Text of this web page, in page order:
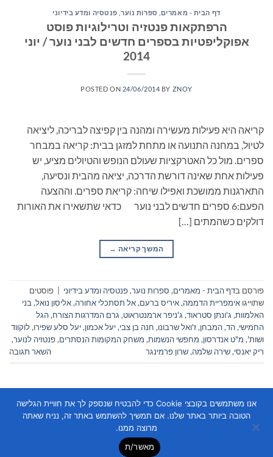
דף הבית - מאמרים ספרות נוער, פנטסיה ומדע בידיוני
הרפתקאות פנטזיה וטרילוגיות פוסט
אפוקליפטיות בספרים חדשים לבני נוער / יוני
2014
POSTED ON 24/06/2014 BY ZNOY
קריאה היא פעילות מעשירה ומהנה בין קפיצה לבריכה, ליציאה
לטיול, במחנה התנועה או מתחת למזגן בבית: קריאה במבחר
ספרים. מול כל האטרקציות שעולם הנופש והטיולים מציע, יש
פעילות אחת שאינה דורשת הדרכה, יציאה מהבית ונסיעה,
התארגנות ממושכת ואפילו שיחה: קריאת ספרים. וההצעה
הפעם:6 ספרים חדשים לבני נוער כדאי שתשאירו את האורות
דולקים כשהמתים […]
המשך קריאה →
פורסם בדף הבית - מאמרים, ספרות נוער,פנטסיה ומדע בידיוני
פוסטים
שתוייגו אימפריית הדממה,איריס ברעם,אל תסתכלי אחורה,אליסון נואל, בני
האלמוות, ג'ונתן סטראוד, ג'ניפר ארמנטראוט, גרם המדרגות הצורח,הגל
החמישי,הד,המבחן,ז'ואל שרבונו, חנה בן צבי,יעל אכמון,יעל סלע שפירו,לוקווד
ושות', מ"ט אנדרסון, מחפשי הנשמות, משחק המקומות הנסתרים,פנטזיה לנוער,
ריק יאנסי,שירה שלמה,שרון פרמינגר השאר תגובה
Copyright 2026 ©Flatsome Theme
אנו משתמשים בקובצי Cookie כדי להבטיח שנספק לך את חוויית הגלישה
הטובה ביותר באתר שלנו. אם תמשיך להשתמש באתר זה, נניח שאתה
מרוצה ממנו.
מאשר/ת